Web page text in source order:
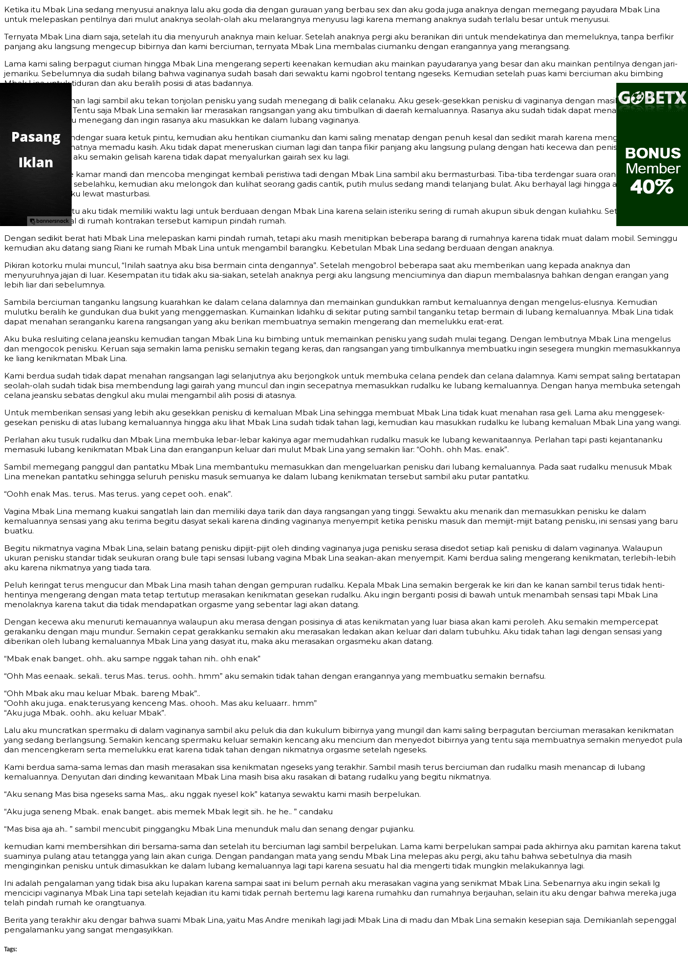
Ketika itu Mbak Lina sedang menyusui anaknya lalu aku goda dia dengan gurauan yang berbau sex dan aku goda juga anaknya dengan memegang payudara Mbak Lina
untuk melepaskan pentilnya dari mulut anaknya seolah-olah aku melarangnya menyusu lagi karena memang anaknya sudah terlalu besar untuk menyusui.
Ternyata Mbak Lina diam saja, setelah itu dia menyuruh anaknya main keluar. Setelah anaknya pergi aku beranikan diri untuk mendekatinya dan memeluknya, tanpa berfikir
panjang aku langsung mengecup bibirnya dan kami berciuman, ternyata Mbak Lina membalas ciumanku dengan erangannya yang merangsang.
Lama kami saling berpagut ciuman hingga Mbak Lina mengerang seperti keenakan kemudian aku mainkan payudaranya yang besar dan aku mainkan pentilnya dengan jari-
jemariku. Sebelumnya dia sudah bilang bahwa vaginanya sudah basah dari sewaktu kami ngobrol tentang ngeseks. Kemudian setelah puas kami berciuman aku bimbing
Mbak Lina untuk tiduran dan aku beralih posisi di atas badannya.
Kamipun berciuman lagi sambil aku tekan tonjolan penisku yang sudah menegang di balik celanaku. Aku gesek-gesekkan penisku di vaginanya dengan masih memakai
pakaian lengkap. Tentu saja Mbak Lina semakin liar merasakan rangsangan yang aku timbulkan di daerah kemaluannya. Rasanya aku sudah tidak dapat menahan penisku lagi
yang sudah begitu menegang dan ingin rasanya aku masukkan ke dalam lubang vaginanya.
Tiba-tiba aku mendengar suara ketuk pintu, kemudian aku hentikan ciumanku dan kami saling menatap dengan penuh kesal dan sedikit marah karena mengganggu kami
yang sedang nikmatnya memadu kasih. Aku tidak dapat meneruskan ciuman lagi dan tanpa fikir panjang aku langsung pulang dengan hati kecewa dan penisku masih
menegang 100%, aku semakin gelisah karena tidak dapat menyalurkan gairah sex ku lagi.
Kemudian Aku ke kamar mandi dan mencoba mengingat kembali peristiwa tadi dengan Mbak Lina sambil aku bermasturbasi. Tiba-tiba terdengar suara orang mandi di
rumah kontrakan sebelahku, kemudian aku melongok dan kulihat seorang gadis cantik, putih mulus sedang mandi telanjang bulat. Aku berhayal lagi hingga akhirnya aku bisa
menyalurkan sexku lewat masturbasi.
Setelah kejadian itu aku tidak memiliki waktu lagi untuk berduaan dengan Mbak Lina karena selain isteriku sering di rumah akupun sibuk dengan kuliahku. Setelah beberpa
bulan kami tinggal di rumah kontrakan tersebut kamipun pindah rumah.
Dengan sedikit berat hati Mbak Lina melepaskan kami pindah rumah, tetapi aku masih menitipkan beberapa barang di rumahnya karena tidak muat dalam mobil. Seminggu
kemudian aku datang siang Riani ke rumah Mbak Lina untuk mengambil barangku. Kebetulan Mbak Lina sedang berduaan dengan anaknya.
Pikiran kotorku mulai muncul, “Inilah saatnya aku bisa bermain cinta dengannya”. Setelah mengobrol beberapa saat aku memberikan uang kepada anaknya dan
menyuruhnya jajan di luar. Kesempatan itu tidak aku sia-siakan, setelah anaknya pergi aku langsung menciuminya dan diapun membalasnya bahkan dengan erangan yang
lebih liar dari sebelumnya.
Sambila berciuman tanganku langsung kuarahkan ke dalam celana dalamnya dan memainkan gundukkan rambut kemaluannya dengan mengelus-elusnya. Kemudian
mulutku beralih ke gundukan dua bukit yang menggemaskan. Kumainkan lidahku di sekitar puting sambil tanganku tetap bermain di lubang kemaluannya. Mbak Lina tidak
dapat menahan seranganku karena rangsangan yang aku berikan membuatnya semakin mengerang dan memelukku erat-erat.
Aku buka resluiting celana jeansku kemudian tangan Mbak Lina ku bimbing untuk memainkan penisku yang sudah mulai tegang. Dengan lembutnya Mbak Lina mengelus
dan mengocok penisku. Keruan saja semakin lama penisku semakin tegang keras, dan rangsangan yang timbulkannya membuatku ingin sesegera mungkin memasukkannya
ke liang kenikmatan Mbak Lina.
Kami berdua sudah tidak dapat menahan rangsangan lagi selanjutnya aku berjongkok untuk membuka celana pendek dan celana dalamnya. Kami sempat saling bertatapan
seolah-olah sudah tidak bisa membendung lagi gairah yang muncul dan ingin secepatnya memasukkan rudalku ke lubang kemaluannya. Dengan hanya membuka setengah
celana jeansku sebatas dengkul aku mulai mengambil alih posisi di atasnya.
Untuk memberikan sensasi yang lebih aku gesekkan penisku di kemaluan Mbak Lina sehingga membuat Mbak Lina tidak kuat menahan rasa geli. Lama aku menggesek-
gesekan penisku di atas lubang kemaluannya hingga aku lihat Mbak Lina sudah tidak tahan lagi, kemudian kau masukkan rudalku ke lubang kemaluan Mbak Lina yang wangi.
Perlahan aku tusuk rudalku dan Mbak Lina membuka lebar-lebar kakinya agar memudahkan rudalku masuk ke lubang kewanitaannya. Perlahan tapi pasti kejantananku
memasuki lubang kenikmatan Mbak Lina dan eranganpun keluar dari mulut Mbak Lina yang semakin liar: “Oohh.. ohh Mas.. enak”.
Sambil memegang panggul dan pantatku Mbak Lina membantuku memasukkan dan mengeluarkan penisku dari lubang kemaluannya. Pada saat rudalku menusuk Mbak
Lina menekan pantatku sehingga seluruh penisku masuk semuanya ke dalam lubang kenikmatan tersebut sambil aku putar pantatku.
“Oohh enak Mas.. terus.. Mas terus.. yang cepet ooh.. enak”.
Vagina Mbak Lina memang kuakui sangatlah lain dan memiliki daya tarik dan daya rangsangan yang tinggi. Sewaktu aku menarik dan memasukkan penisku ke dalam
kemaluannya sensasi yang aku terima begitu dasyat sekali karena dinding vaginanya menyempit ketika penisku masuk dan memijit-mijit batang penisku, ini sensasi yang baru
buatku.
Begitu nikmatnya vagina Mbak Lina, selain batang penisku dipijit-pijit oleh dinding vaginanya juga penisku serasa disedot setiap kali penisku di dalam vaginanya. Walaupun
ukuran penisku standar tidak seukuran orang bule tapi sensasi lubang vagina Mbak Lina seakan-akan menyempit. Kami berdua saling mengerang kenikmatan, terlebih-lebih
aku karena nikmatnya yang tiada tara.
Peluh keringat terus mengucur dan Mbak Lina masih tahan dengan gempuran rudalku. Kepala Mbak Lina semakin bergerak ke kiri dan ke kanan sambil terus tidak henti-
hentinya mengerang dengan mata tetap tertutup merasakan kenikmatan gesekan rudalku. Aku ingin berganti posisi di bawah untuk menambah sensasi tapi Mbak Lina
menolaknya karena takut dia tidak mendapatkan orgasme yang sebentar lagi akan datang.
Dengan kecewa aku menuruti kemauannya walaupun aku merasa dengan posisinya di atas kenikmatan yang luar biasa akan kami peroleh. Aku semakin mempercepat
gerakanku dengan maju mundur. Semakin cepat gerakkanku semakin aku merasakan ledakan akan keluar dari dalam tubuhku. Aku tidak tahan lagi dengan sensasi yang
diberikan oleh lubang kemaluannya Mbak Lina yang dasyat itu, maka aku merasakan orgasmeku akan datang.
“Mbak enak banget.. ohh.. aku sampe nggak tahan nih.. ohh enak”
“Ohh Mas eenaak.. sekali.. terus Mas.. terus.. oohh.. hmm” aku semakin tidak tahan dengan erangannya yang membuatku semakin bernafsu.
“Ohh Mbak aku mau keluar Mbak.. bareng Mbak”..
“Oohh aku juga.. enak.terus.yang kenceng Mas.. ohooh.. Mas aku keluaarr.. hmm”
“Aku juga Mbak.. oohh.. aku keluar Mbak”.
Lalu aku muncratkan spermaku di dalam vaginanya sambil aku peluk dia dan kukulum bibirnya yang mungil dan kami saling berpagutan berciuman merasakan kenikmatan
yang sedang berlangsung. Semakin kencang spermaku keluar semakin kencang aku mencium dan menyedot bibirnya yang tentu saja membuatnya semakin menyedot pula
dan mencengkeram serta memelukku erat karena tidak tahan dengan nikmatnya orgasme setelah ngeseks.
Kami berdua sama-sama lemas dan masih merasakan sisa kenikmatan ngeseks yang terakhir. Sambil masih terus berciuman dan rudalku masih menancap di lubang
kemaluannya. Denyutan dari dinding kewanitaan Mbak Lina masih bisa aku rasakan di batang rudalku yang begitu nikmatnya.
“Aku senang Mas bisa ngeseks sama Mas,.. aku nggak nyesel kok” katanya sewaktu kami masih berpelukan.
“Aku juga seneng Mbak.. enak banget.. abis memek Mbak legit sih.. he he.. ” candaku
“Mas bisa aja ah.. ” sambil mencubit pinggangku Mbak Lina menunduk malu dan senang dengar pujianku.
kemudian kami membersihkan diri bersama-sama dan setelah itu berciuman lagi sambil berpelukan. Lama kami berpelukan sampai pada akhirnya aku pamitan karena takut
suaminya pulang atau tetangga yang lain akan curiga. Dengan pandangan mata yang sendu Mbak Lina melepas aku pergi, aku tahu bahwa sebetulnya dia masih
menginginkan penisku untuk dimasukkan ke dalam lubang kemaluannya lagi tapi karena sesuatu hal dia mengerti tidak mungkin melakukannya lagi.
Ini adalah pengalaman yang tidak bisa aku lupakan karena sampai saat ini belum pernah aku merasakan vagina yang senikmat Mbak Lina. Sebenarnya aku ingin sekali lg
mencicipi vaginanya Mbak Lina tapi setelah kejadian itu kami tidak pernah bertemu lagi karena rumahku dan rumahnya berjauhan, selain itu aku dengar bahwa mereka juga
telah pindah rumah ke orangtuanya.
Berita yang terakhir aku dengar bahwa suami Mbak Lina, yaitu Mas Andre menikah lagi jadi Mbak Lina di madu dan Mbak Lina semakin kesepian saja. Demikianlah sepenggal
pengalamanku yang sangat mengasyikkan.
Tags: